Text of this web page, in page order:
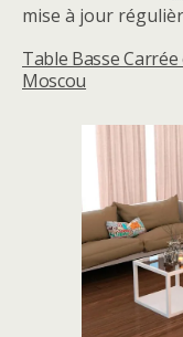
mise à jour
Table Basse
Moscou